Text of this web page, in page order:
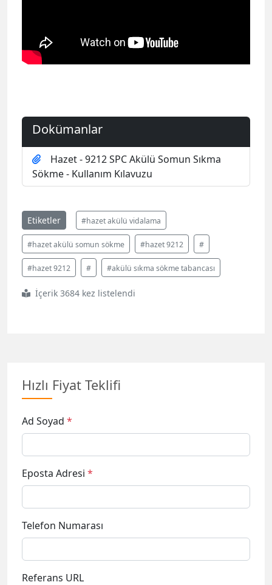
Dokümanlar
Hazet - 9212 SPC Akülü Somun Sıkma
Sökme - Kullanım Kılavuzu
Etiketler #hazet akülü vidalama
#hazet akülü somun sökme #hazet 9212 #
#hazet 9212 # #akülü sıkma sökme tabancası
İçerik 3684 kez listelendi
Hızlı Fiyat Teklifi
Ad Soyad *
Eposta Adresi *
Telefon Numarası
Referans URL